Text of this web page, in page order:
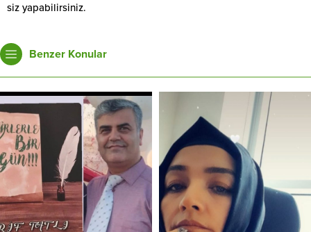
siz yapabilirsiniz.
Benzer Konular